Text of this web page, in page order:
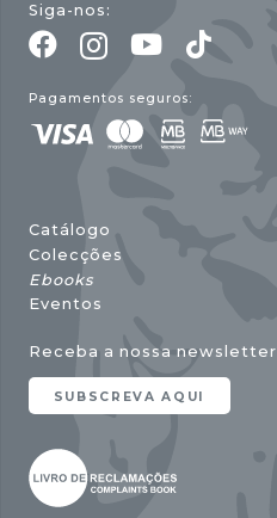
Siga-nos:
Pagamentos seguros:
Catálogo
Colecções
Ebooks
Eventos
Receba a nossa newsletter
SUBSCREVA AQUI